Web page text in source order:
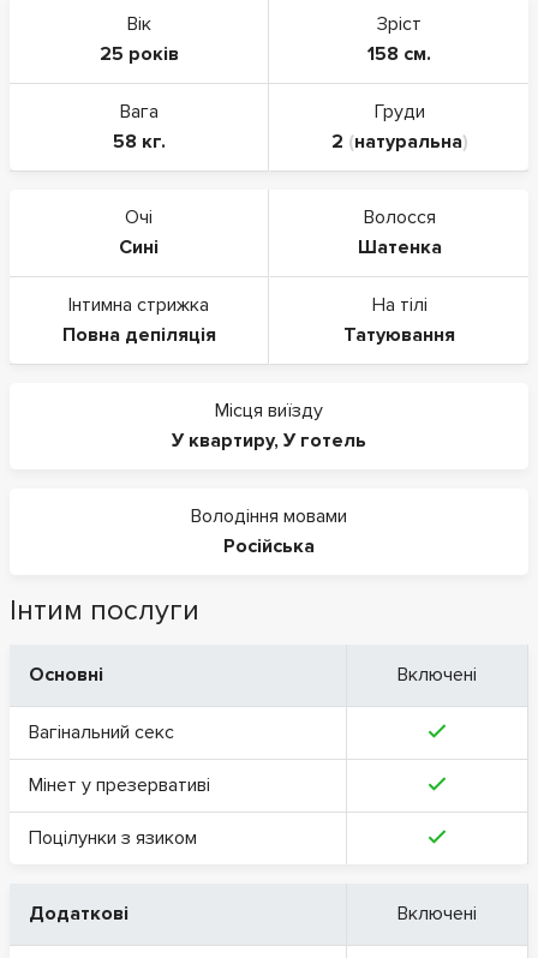
Вік
25 років
Зріст
158 см.
Вага
58 кг.
Груди
2 (натуральна)
Очі
Сині
Волосся
Шатенка
Інтимна стрижка
Повна депіляція
На тілі
Татуювання
Місця виїзду
У квартиру, У готель
Володіння мовами
Російська
Інтим послуги
Основні Включені
Вагінальний секс
Мінет у презервативі
Поцілунки з язиком
Додаткові Включені